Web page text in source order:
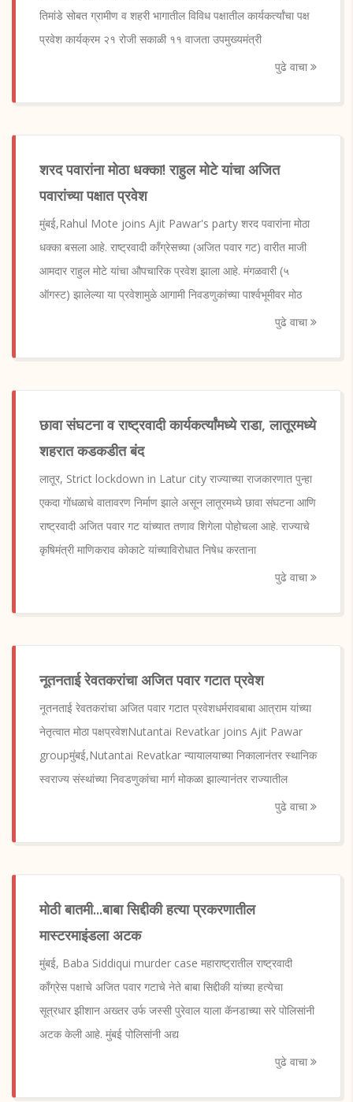
तिमांडे सोबत ग्रामीण व शहरी भागातील विविध पक्षातील कार्यकर्त्यांचा पक्ष
प्रवेश कार्यक्रम २१ रोजी सकाळी ११ वाजता उपमुख्यमंत्री
पुढे वाचा
शरद पवारांना मोठा धक्का! राहुल मोटे यांचा अजित
पवारांच्या पक्षात प्रवेश
मुंबई,Rahul Mote joins Ajit Pawar's party शरद पवारांना मोठा
धक्का बसला आहे. राष्ट्रवादी काँग्रेसच्या (अजित पवार गट) वारीत माजी
आमदार राहुल मोटे यांचा औपचारिक प्रवेश झाला आहे. मंगळवारी (५
ऑगस्ट) झालेल्या या प्रवेशामुळे आगामी निवडणुकांच्या पार्श्वभूमीवर मोठ
पुढे वाचा
छावा संघटना व राष्ट्रवादी कार्यकर्त्यांमध्ये राडा, लातूरमध्ये
शहरात कडकडीत बंद
लातूर, Strict lockdown in Latur city राज्याच्या राजकारणात पुन्हा
एकदा गोंधळाचे वातावरण निर्माण झाले असून लातूरमध्ये छावा संघटना आणि
राष्ट्रवादी अजित पवार गट यांच्यात तणाव शिगेला पोहोचला आहे. राज्याचे
कृषिमंत्री माणिकराव कोकाटे यांच्याविरोधात निषेध करताना
पुढे वाचा
नूतनताई रेवतकरांचा अजित पवार गटात प्रवेश
नूतनताई रेवतकरांचा अजित पवार गटात प्रवेशधर्मरावबाबा आत्राम यांच्या
नेतृत्वात मोठा पक्षप्रवेशNutantai Revatkar joins Ajit Pawar
groupमुंबई,Nutantai Revatkar न्यायालयाच्या निकालानंतर स्थानिक
स्वराज्य संस्थांच्या निवडणुकांचा मार्ग मोकळा झाल्यानंतर राज्यातील
पुढे वाचा
मोठी बातमी...बाबा सिद्दीकी हत्या प्रकरणातील
मास्टरमाइंडला अटक
मुंबई, Baba Siddiqui murder case महाराष्ट्रातील राष्ट्रवादी
काँग्रेस पक्षाचे अजित पवार गटाचे नेते बाबा सिद्दीकी यांच्या हत्येचा
सूत्रधार झीशान अख्तर उर्फ ​​जस्सी पुरेवाल याला कॅनडाच्या सरे पोलिसांनी
अटक केली आहे. मुंबई पोलिसांनी अद्य
पुढे वाचा